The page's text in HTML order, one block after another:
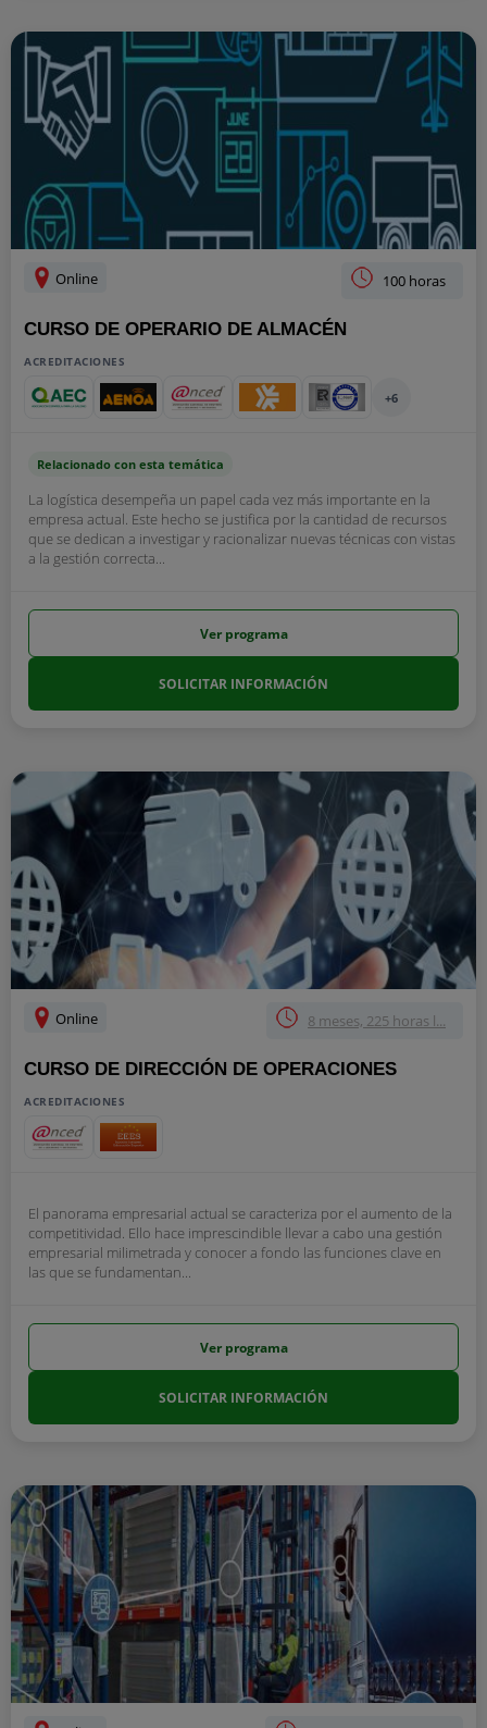
Online 100 horas
CURSO DE OPERARIO DE ALMACÉN
ACREDITACIONES
+6
Relacionado con esta temática
La logística desempeña un papel cada vez más importante en la
empresa actual. Este hecho se justifica por la cantidad de recursos
que se dedican a investigar y racionalizar nuevas técnicas con vistas
a la gestión correcta...
Ver programa
SOLICITAR INFORMACIÓN
Online 8 meses, 225 horas l...
CURSO DE DIRECCIÓN DE OPERACIONES
ACREDITACIONES
El panorama empresarial actual se caracteriza por el aumento de la
competitividad. Ello hace imprescindible llevar a cabo una gestión
empresarial milimetrada y conocer a fondo las funciones clave en
las que se fundamentan...
Ver programa
SOLICITAR INFORMACIÓN